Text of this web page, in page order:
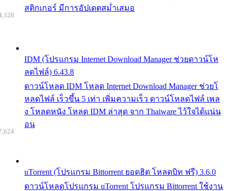
สติกเกอร์ มีการอัปเดตสม่ำเสมอ
IDM (โปรแกรม Internet Download Manager ช่วยดาวน์โห
ลดไฟล์) 6.43.8
ดาวน์โหลด IDM โหลด Internet Download Manager ช่วยโ
หลดไฟล์ เร็วขึ้น 5 เท่า เพิ่มความเร็ว ดาวน์โหลดไฟล์ เพล
ง โหลดหนัง โหลด IDM ล่าสุด จาก Thaiware ไว้ใจได้แน่น
อน
uTorrent (โปรแกรม Bittorrent ยอดฮิต โหลดบิท ฟรี) 3.6.0
ดาวน์โหลดโปรแกรม uTorrent โปรแกรม Bittorrent ใช้งาน